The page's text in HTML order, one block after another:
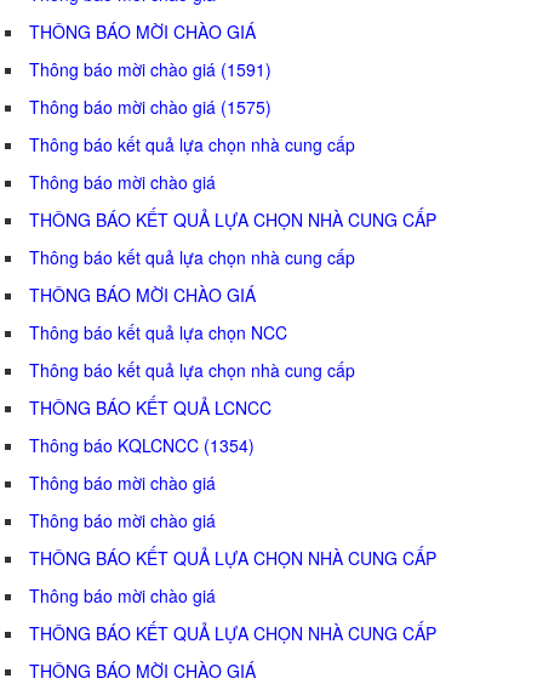
THÔNG BÁO MỜI CHÀO GIÁ
Thông báo mời chào giá (1591)
Thông báo mời chào giá (1575)
Thông báo kết quả lựa chọn nhà cung cấp
Thông báo mời chào giá
THÔNG BÁO KẾT QUẢ LỰA CHỌN NHÀ CUNG CẤP
Thông báo kết quả lựa chọn nhà cung cấp
THÔNG BÁO MỜI CHÀO GIÁ
Thông báo kết quả lựa chọn NCC
Thông báo kết quả lựa chọn nhà cung cấp
THÔNG BÁO KẾT QUẢ LCNCC
Thông báo KQLCNCC (1354)
Thông báo mời chào giá
Thông báo mời chào giá
THÔNG BÁO KẾT QUẢ LỰA CHỌN NHÀ CUNG CẤP
Thông báo mời chào giá
THÔNG BÁO KẾT QUẢ LỰA CHỌN NHÀ CUNG CẤP
THÔNG BÁO MỜI CHÀO GIÁ